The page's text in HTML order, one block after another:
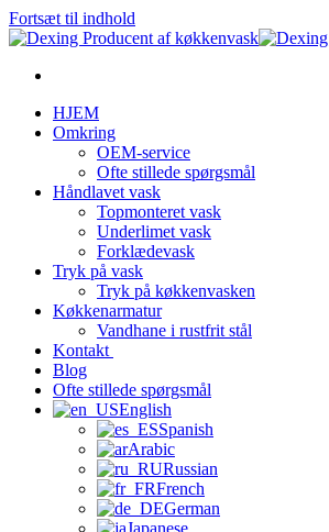
Fortsæt til indhold
HJEM
Omkring
OEM-service
Ofte stillede spørgsmål
Håndlavet vask
Topmonteret vask
Underlimet vask
Forklædevask
Tryk på vask
Tryk på køkkenvasken
Køkkenarmatur
Vandhane i rustfrit stål
Kontakt
Blog
Ofte stillede spørgsmål
English
Spanish
Arabic
Russian
French
German
Japanese